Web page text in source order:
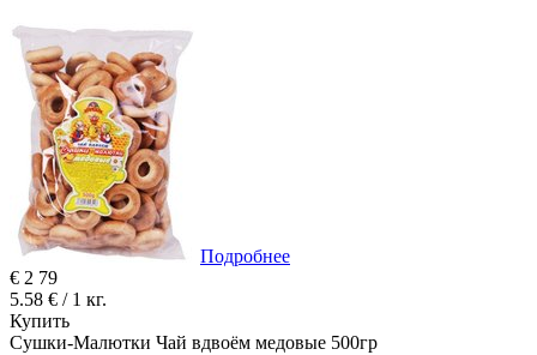
Подробнее
€ 2 79
5.58 € / 1 кг.
Купить
Сушки-Малютки Чай вдвоём медовые 500гр